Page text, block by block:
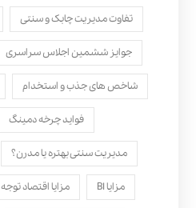
تفاوت مدیریت چابک و سنتی
جوایز ششمین اجلاس سراسری
شاخص های جذب و استخدام
فواید چرخه دمینگ
مدیریت سنتی بهتره یا مدرن؟
مزایا BI مزایا اقتصاد توجه